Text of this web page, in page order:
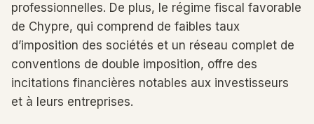
professionnelles. De plus, le régime fiscal favorable
de Chypre, qui comprend de faibles taux
d’imposition des sociétés et un réseau complet de
conventions de double imposition, offre des
incitations financières notables aux investisseurs
et à leurs entreprises.